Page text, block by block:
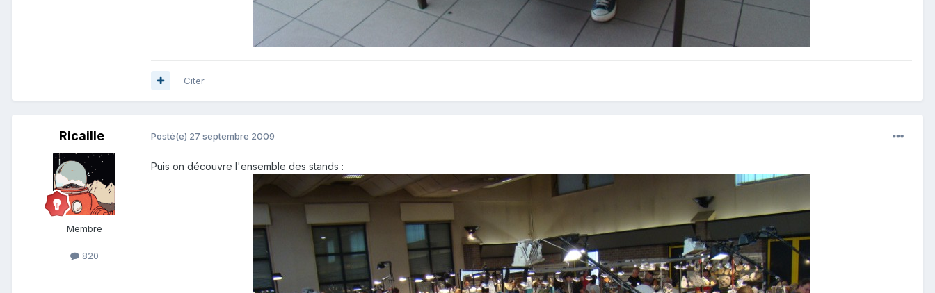
Citer
Ricaille
Membre
820
Posté(e) 27 septembre 2009
Puis on découvre l'ensemble des stands :